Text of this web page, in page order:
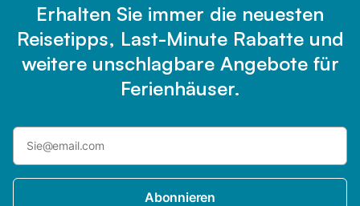
Erhalten Sie immer die neuesten
Reisetipps, Last-Minute Rabatte und
weitere unschlagbare Angebote für
Ferienhäuser.
Abonnieren